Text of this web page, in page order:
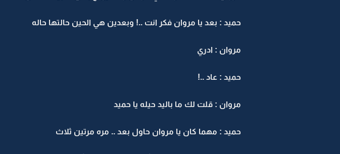
حميد : بعد يا مروان فكر انت ..! وبعدين هي الحين حالتها حاله
مروان : ادري
حميد : عاد ..!
مروان : قلت لك ما باليد حيله يا حميد
حميد : مهما كان يا مروان حاول بعد .. مره مرتين ثلاث